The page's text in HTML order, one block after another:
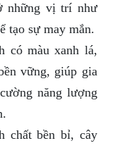
những vị trí như
tạo sự may mắn.
có màu xanh lá,
vững, giúp gia
năng lượng
chất bền bỉ, cây